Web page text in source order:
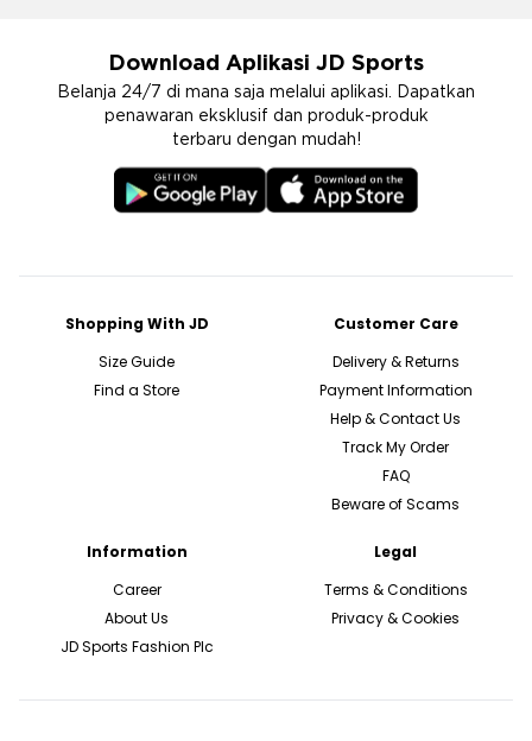
Download Aplikasi JD Sports
Belanja 24/7 di mana saja melalui aplikasi. Dapatkan
penawaran eksklusif dan produk-produk
terbaru dengan mudah!
Shopping With JD
Size Guide
Find a Store
Customer Care
Delivery & Returns
Payment Information
Help & Contact Us
Track My Order
FAQ
Beware of Scams
Information
Career
About Us
JD Sports Fashion Plc
Legal
Terms & Conditions
Privacy & Cookies